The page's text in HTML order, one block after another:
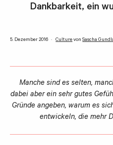
Dankbarkeit, ein
5. Dezember 2016 CulturevonSascha
Manche sind es selten,
dabei aber ein sehr gutes
Gründe angeben, warum es
entwickeln, die mehr